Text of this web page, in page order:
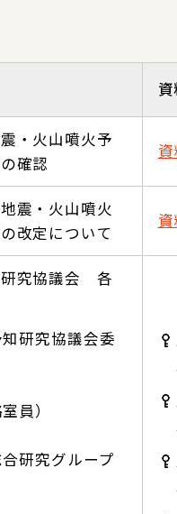
・火山噴火予
確認
震・火山噴火
改定について
研究協議会 各
研究協議会委
員）
研究グループ